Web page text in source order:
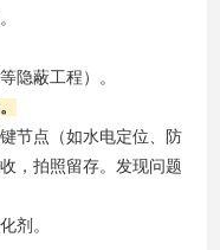
隐蔽工程）。
节点（如水电定位、防
，拍照留存。发现问题
剂。